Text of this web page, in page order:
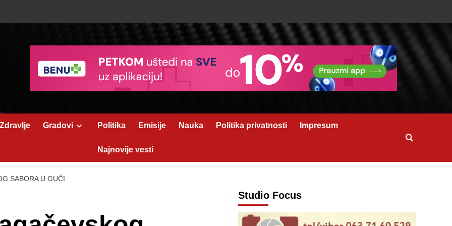
Zdravlje Gradovi Politika Emisije Nauka Politika privatnosti Impresum
Najnovije vesti
SABORA U GUČI
Studio Focus